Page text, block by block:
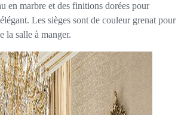
en marbre et des finitions dorées pour
Les sièges sont de couleur grenat pour
la salle à manger.